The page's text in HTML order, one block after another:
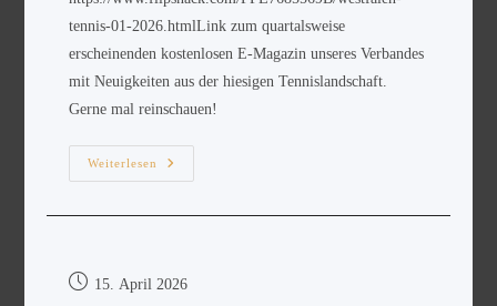
tennis-01-2026.htmlLink zum quartalsweise
erscheinenden kostenlosen E-Magazin unseres Verbandes
mit Neuigkeiten aus der hiesigen Tennislandschaft.
Gerne mal reinschauen!
Weiterlesen
15. April 2026